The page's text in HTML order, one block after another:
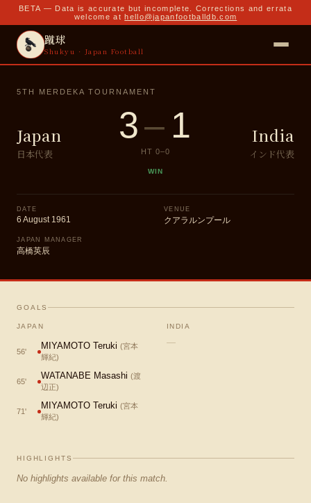
BETA — Data is accurate but incomplete. Corrections and errata
welcome at hello@japanfootballdb.com
蹴球
Shukyu · Japan Football
5TH MERDEKA TOURNAMENT
Japan
日本代表
3– 1
HT 0–0
WIN
India
インド代表
DATE
6 August 1961
VENUE
クアラルンプール
JAPAN MANAGER
高橋英辰
GOALS
JAPAN
56'
MIYAMOTO Teruki (宮本
輝紀)
65'
WATANABE Masashi (渡
辺正)
71'
MIYAMOTO Teruki (宮本
輝紀)
INDIA
—
HIGHLIGHTS
No highlights available for this match.